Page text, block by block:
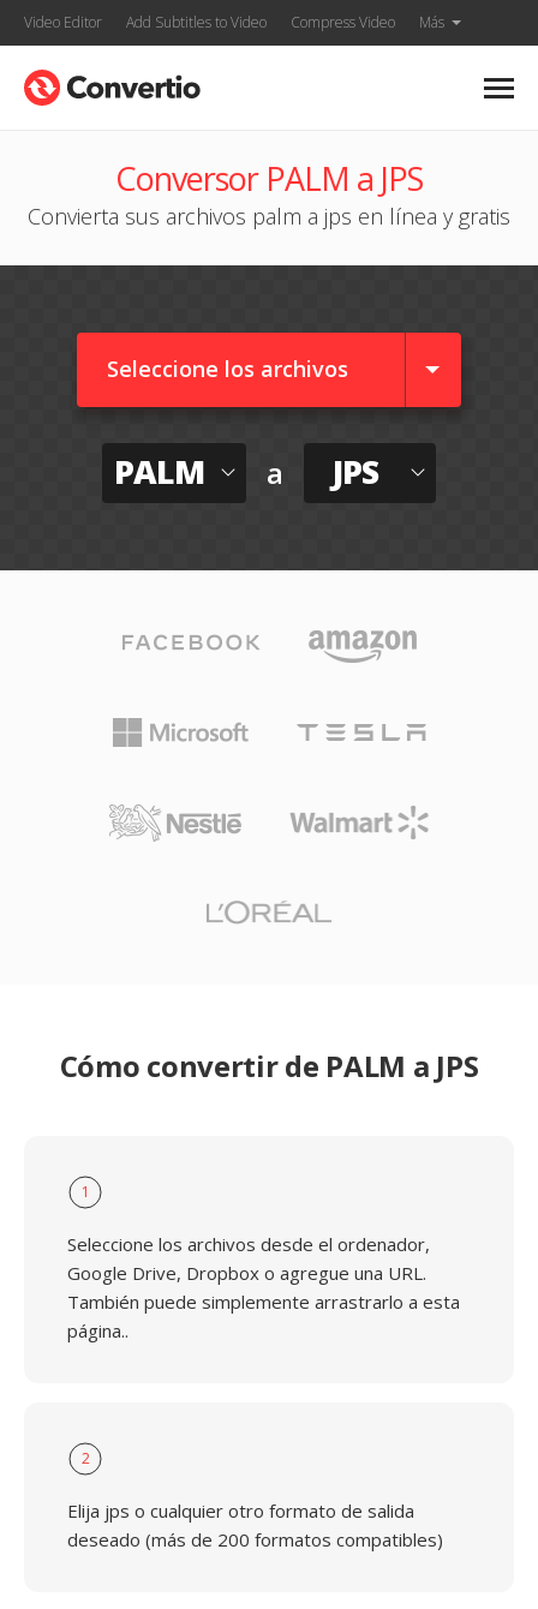
Video Editor Add Subtitles to Video Compress Video Más
Conversor PALM a JPS
Convierta sus archivos palm a jps en línea y gratis
Seleccione los archivos
PALM a JPS
Cómo convertir de PALM a JPS
1
Seleccione los archivos desde el ordenador,
Google Drive, Dropbox o agregue una URL.
También puede simplemente arrastrarlo a esta
página..
2
Elija jps o cualquier otro formato de salida
deseado (más de 200 formatos compatibles)